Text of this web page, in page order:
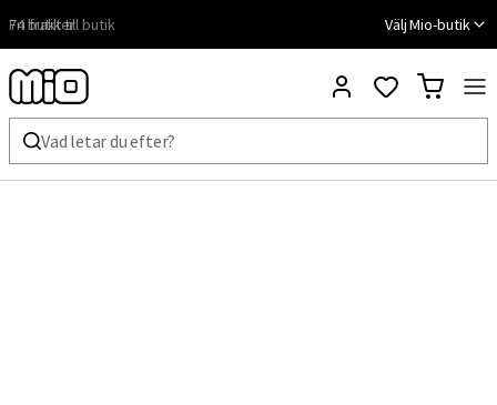
Fri frakt till butik Välj Mio-butik